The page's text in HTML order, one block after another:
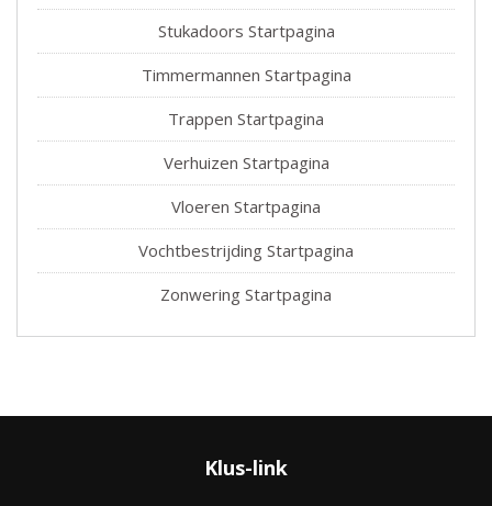
Stukadoors Startpagina
Timmermannen Startpagina
Trappen Startpagina
Verhuizen Startpagina
Vloeren Startpagina
Vochtbestrijding Startpagina
Zonwering Startpagina
Klus-link